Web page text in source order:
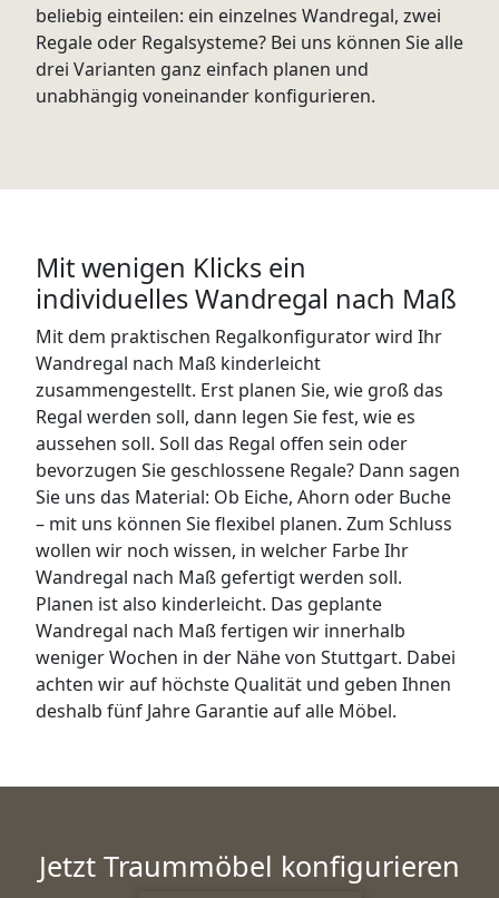
beliebig einteilen: ein einzelnes Wandregal, zwei
Regale oder Regalsysteme? Bei uns können Sie alle
drei Varianten ganz einfach planen und
unabhängig voneinander konfigurieren.
Mit wenigen Klicks ein
individuelles Wandregal nach Maß
Mit dem praktischen Regalkonfigurator wird Ihr
Wandregal nach Maß kinderleicht
zusammengestellt. Erst planen Sie, wie groß das
Regal werden soll, dann legen Sie fest, wie es
aussehen soll. Soll das Regal offen sein oder
bevorzugen Sie geschlossene Regale? Dann sagen
Sie uns das Material: Ob Eiche, Ahorn oder Buche
– mit uns können Sie flexibel planen. Zum Schluss
wollen wir noch wissen, in welcher Farbe Ihr
Wandregal nach Maß gefertigt werden soll.
Planen ist also kinderleicht. Das geplante
Wandregal nach Maß fertigen wir innerhalb
weniger Wochen in der Nähe von Stuttgart. Dabei
achten wir auf höchste Qualität und geben Ihnen
deshalb fünf Jahre Garantie auf alle Möbel.
Jetzt Traummöbel konfigurieren